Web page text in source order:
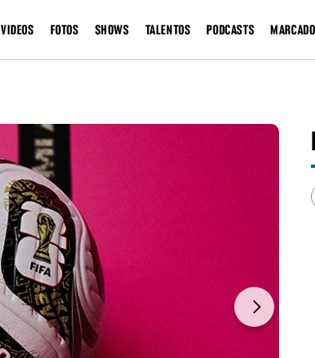
VIDEOS FOTOS SHOWS TALENTOS PODCASTS
Next